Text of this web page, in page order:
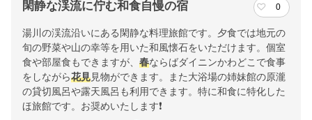
閑静な渓流に佇む和食自慢の宿 0
湯川の渓流沿いにある閑静な料理旅館です。夕食では地元の
旬の野菜や山の幸等を用いた和風懐石をいただけます。個室
食や部屋食もできますが、 春ならばダイニンかわどこで食事
をしながら花見見物ができます。また大浴場の姉妹館の原瀧
の貸切風呂や露天風呂も利用できます。特に和食に特化した
ほ旅館です。お奨めいたします❗